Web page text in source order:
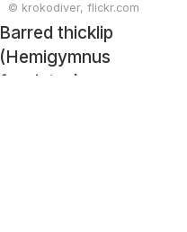
© krokodiver, flickr.com
Barred thicklip
(Hemigymnus
fasciatus)